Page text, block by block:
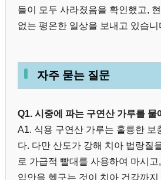
들이 모두 사라졌음을 확인했고,
없는 평온한 일상을 보내고 있습니
자주 묻는 질문
Q1. 시중에 파는 구연산 가루를 물
A1. 식용 구연산 가루는 훌륭한 보
다. 다만 산도가 강해 치아 법랑질
로 가급적 빨대를 사용하여 마시
입안을 헹구는 것이 치아 건강까